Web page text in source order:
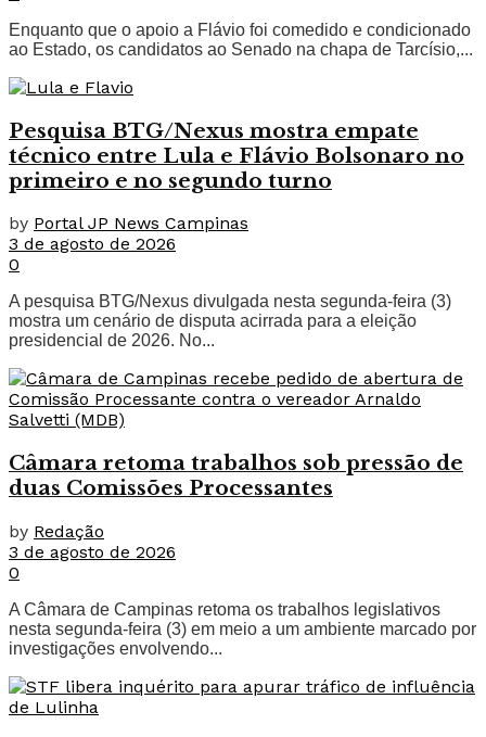
Enquanto que o apoio a Flávio foi comedido e condicionado
ao Estado, os candidatos ao Senado na chapa de Tarcísio,...
Pesquisa BTG/Nexus mostra empate
técnico entre Lula e Flávio Bolsonaro no
primeiro e no segundo turno
by Portal JP News Campinas
3 de agosto de 2026
0
A pesquisa BTG/Nexus divulgada nesta segunda-feira (3)
mostra um cenário de disputa acirrada para a eleição
presidencial de 2026. No...
Câmara retoma trabalhos sob pressão de
duas Comissões Processantes
by Redação
3 de agosto de 2026
0
A Câmara de Campinas retoma os trabalhos legislativos
nesta segunda-feira (3) em meio a um ambiente marcado por
investigações envolvendo...